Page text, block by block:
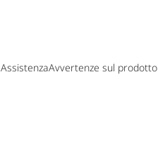
AssistenzaAvvertenze sul prodotto